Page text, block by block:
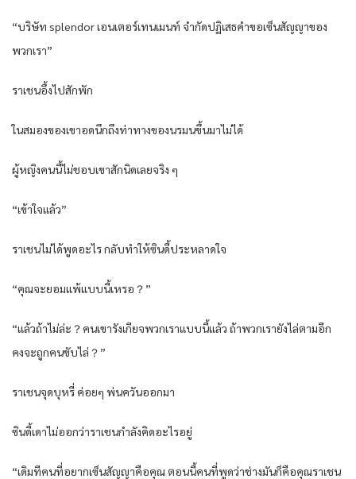
“บริษัท splendor เอนเตอร์เทนเมนท์ จำกัดปฏิเสธคำขอเซ็นสัญญาของ
พวกเรา”
ราเชนอึ้งไปสักพัก
ในสมองของเขาอดนึกถึงท่าทางของนรมนขึ้นมาไม่ได้
ผู้หญิงคนนี้ไม่ชอบเขาสักนิดเลยจริง ๆ
“เข้าใจแล้ว”
ราเชนไม่ได้พูดอะไร กลับทำให้ซินดี้ประหลาดใจ
“คุณจะยอมแพ้แบบนี้เหรอ？”
“แล้วถ้าไม่ล่ะ？คนเขารังเกียจพวกเราแบบนี้แล้ว ถ้าพวกเรายังไล่ตามอีก
คงจะถูกคนขับไล่？”
ราเชนจุดบุหรี่ ค่อยๆ พ่นควันออกมา
ซินดี้เดาไม่ออกว่าราเชนกำลังคิดอะไรอยู่
“เดิมทีคนที่อยากเซ็นสัญญาคือคุณ ตอนนี้คนที่พูดว่าช่างมันก็คือคุณราเชน